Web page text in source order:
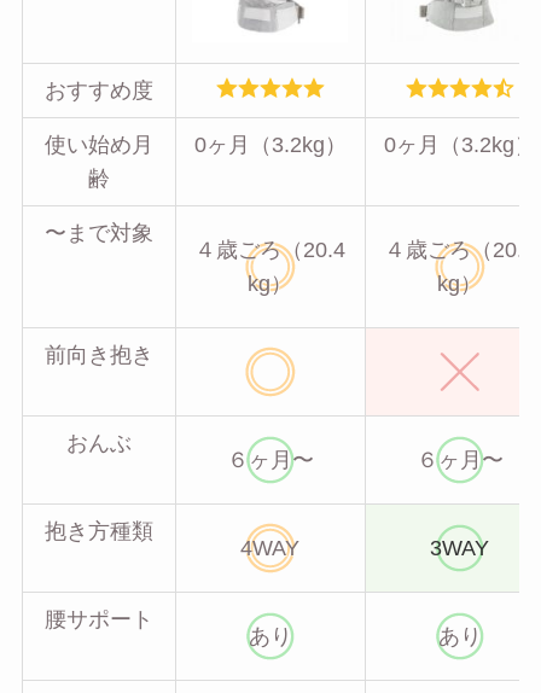
おすすめ度
使い始め月
齢
0ヶ月（3.2kg） 0ヶ月（3.2kg）
〜まで対象
４歳ごろ（20.4
kg）
４歳ごろ（20.4
kg）
前向き抱き
おんぶ
６ヶ月〜 ６ヶ月〜
抱き方種類
4WAY 3WAY
腰サポート
あり あり